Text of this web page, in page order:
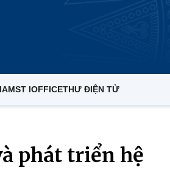
MST IOFFICETHƯ ĐIỆN TỬ
phát triển hệ